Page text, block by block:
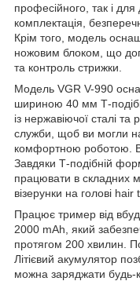
професійного, так і
комплектація,
Крім того, модель
ножовим блоком, що
та контроль стрижки.
Модель VGR V-990
шириною 40 мм Т-
із нержавіючої сталі
служби, щоб ви могли
комфортною роботою.
Завдяки Т-подібній
працювати в складних
візерунки на голові hair
Працює тример від
2000 mAh, який
протягом 200 хвилин.
Літієвий акумулятор
можна заряджати будь-